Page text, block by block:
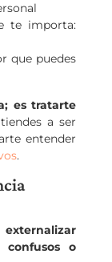
te importa:
que puedes
es tratarte
a ser
entender
.
externalizar
confusos o